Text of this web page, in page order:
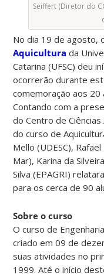
Seiffert (Diretor do
No dia 19 de agosto,
Aquicultura da
Catarina (UFSC) deu
ocorrerão durante
comemoração aos 20
Contando com a
do Centro de
do curso de
Mello (UDESC),
Mar), Karina da
Silva (EPAGRI)
para os cerca de 90
Sobre o curso
O curso de
criado em 09 de
suas atividades no
1999. Até o início